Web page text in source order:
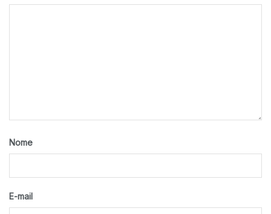
Nome
E-mail